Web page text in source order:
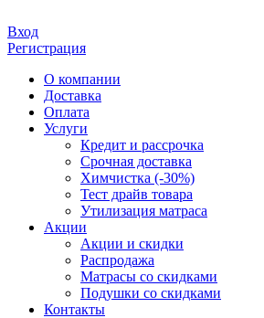
Вход
Регистрация
О компании
Доставка
Оплата
Услуги
Кредит и рассрочка
Срочная доставка
Химчистка (-30%)
Тест драйв товара
Утилизация матраса
Акции
Акции и скидки
Распродажа
Матрасы со скидками
Подушки со скидками
Контакты